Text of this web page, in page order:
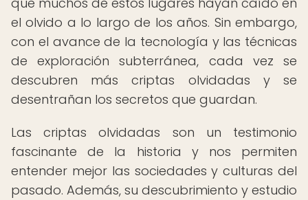
el olvido a lo largo de los años. Sin embargo,
con el avance de la tecnología y las técnicas
de exploración subterránea, cada vez se
descubren más criptas olvidadas y se
desentrañan los secretos que guardan.
Las criptas olvidadas son un testimonio
fascinante de la historia y nos permiten
entender mejor las sociedades y culturas del
pasado. Además, su descubrimiento y estudio